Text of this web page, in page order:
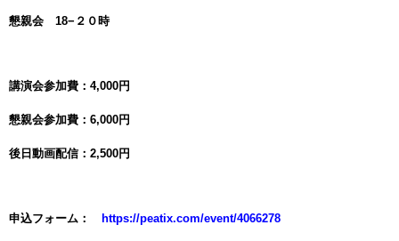
懇親会 18−２０時
講演会参加費：4,000円
懇親会参加費：6,000円
後日動画配信：2,500円
申込フォーム： https://peatix.com/event/4066278